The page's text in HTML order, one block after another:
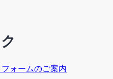
ォームのご案内